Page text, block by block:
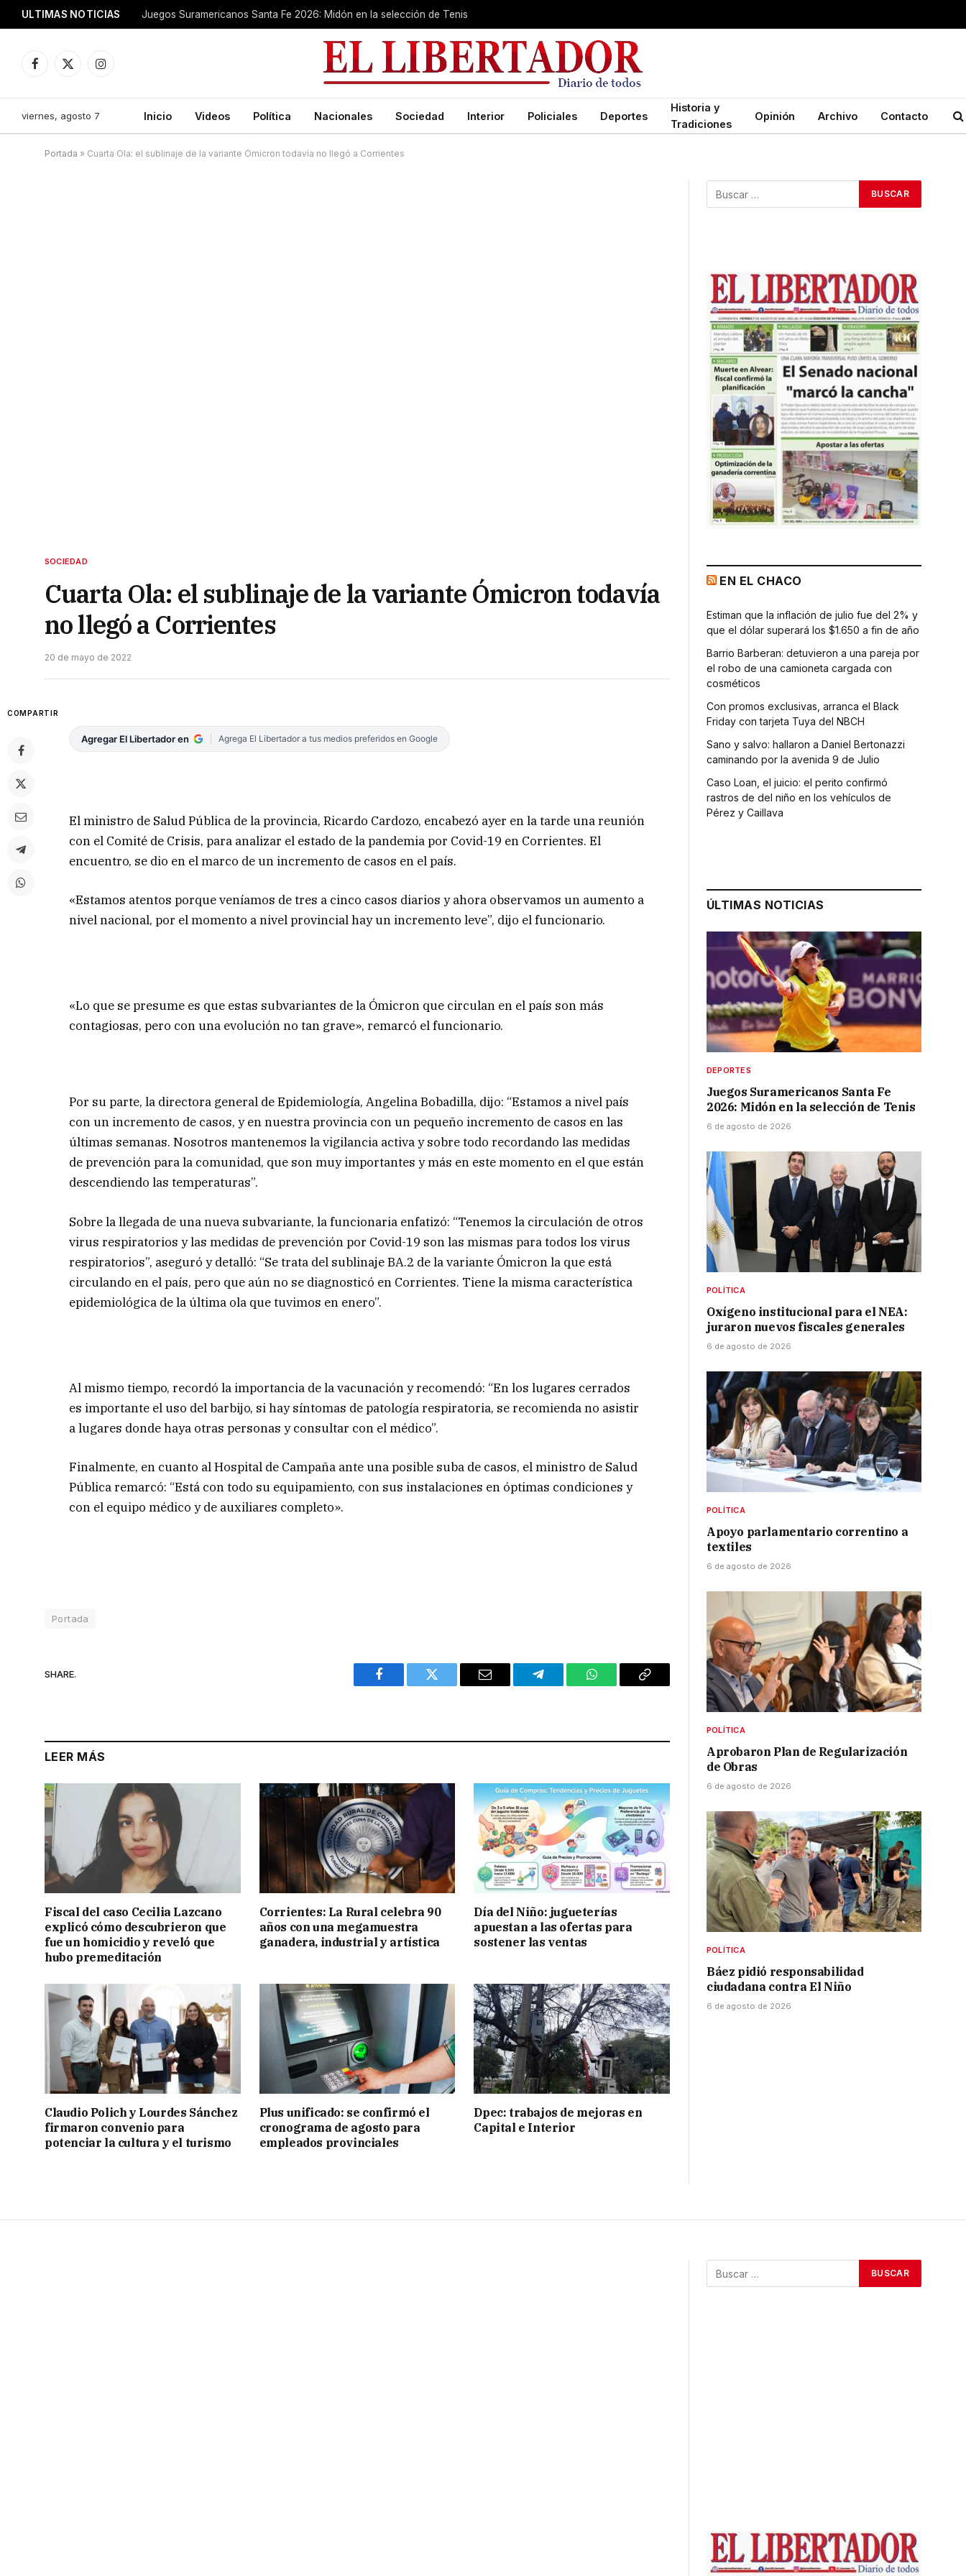
ULTIMAS NOTICIAS Juegos Suramericanos Santa Fe 2026: Midón en la selección de Tenis
Facebook
X
Instagram
viernes, agosto 7 Inicio Videos Política Nacionales Sociedad Interior Policiales Deportes
Historia y
Tradiciones
Opinión Archivo Contacto
Portada » Cuarta Ola: el sublinaje de la variante Ómicron todavía no llegó a Corrientes
SOCIEDAD
Cuarta Ola: el sublinaje de la variante Ómicron todavía
no llegó a Corrientes
20 de mayo de 2022
COMPARTIR
Agregar El Libertador en Agrega El Libertador a tus medios preferidos en Google
El ministro de Salud Pública de la provincia, Ricardo Cardozo, encabezó ayer en la tarde una reunión
con el Comité de Crisis, para analizar el estado de la pandemia por Covid-19 en Corrientes. El
encuentro, se dio en el marco de un incremento de casos en el país.
«Estamos atentos porque veníamos de tres a cinco casos diarios y ahora observamos un aumento a
nivel nacional, por el momento a nivel provincial hay un incremento leve”, dijo el funcionario.
«Lo que se presume es que estas subvariantes de la Ómicron que circulan en el país son más
contagiosas, pero con una evolución no tan grave», remarcó el funcionario.
Por su parte, la directora general de Epidemiología, Angelina Bobadilla, dijo: “Estamos a nivel país
con un incremento de casos, y en nuestra provincia con un pequeño incremento de casos en las
últimas semanas. Nosotros mantenemos la vigilancia activa y sobre todo recordando las medidas
de prevención para la comunidad, que son muy importantes y más en este momento en el que están
descendiendo las temperaturas”.
Sobre la llegada de una nueva subvariante, la funcionaria enfatizó: “Tenemos la circulación de otros
virus respiratorios y las medidas de prevención por Covid-19 son las mismas para todos los virus
respiratorios”, aseguró y detalló: “Se trata del sublinaje BA.2 de la variante Ómicron la que está
circulando en el país, pero que aún no se diagnosticó en Corrientes. Tiene la misma característica
epidemiológica de la última ola que tuvimos en enero”.
Al mismo tiempo, recordó la importancia de la vacunación y recomendó: “En los lugares cerrados
es importante el uso del barbijo, si hay síntomas de patología respiratoria, se recomienda no asistir
a lugares donde haya otras personas y consultar con el médico”.
Finalmente, en cuanto al Hospital de Campaña ante una posible suba de casos, el ministro de Salud
Pública remarcó: “Está con todo su equipamiento, con sus instalaciones en óptimas condiciones y
con el equipo médico y de auxiliares completo».
Portada
SHARE.
Facebook Twitter Email Telegram WhatsAppCopy
LEER MÁS
Fiscal del caso Cecilia Lazcano
explicó cómo descubrieron que
fue un homicidio y reveló que
hubo premeditación
Corrientes: La Rural celebra 90
años con una megamuestra
ganadera, industrial y artística
Día del Niño: jugueterías
apuestan a las ofertas para
sostener las ventas
Claudio Polich y Lourdes Sánchez
firmaron convenio para
potenciar la cultura y el turismo
Plus unificado: se confirmó el
cronograma de agosto para
empleados provinciales
Dpec: trabajos de mejoras en
Capital e Interior
EN EL CHACO
Estiman que la inflación de julio fue del 2% y
que el dólar superará los $1.650 a fin de año
Barrio Barberan: detuvieron a una pareja por
el robo de una camioneta cargada con
cosméticos
Con promos exclusivas, arranca el Black
Friday con tarjeta Tuya del NBCH
Sano y salvo: hallaron a Daniel Bertonazzi
caminando por la avenida 9 de Julio
Caso Loan, el juicio: el perito confirmó
rastros de del niño en los vehículos de
Pérez y Caillava
ÚLTIMAS NOTICIAS
DEPORTES
Juegos Suramericanos Santa Fe
2026: Midón en la selección de Tenis
6 de agosto de 2026
POLÍTICA
Oxígeno institucional para el NEA:
juraron nuevos fiscales generales
6 de agosto de 2026
POLÍTICA
Apoyo parlamentario correntino a
textiles
6 de agosto de 2026
POLÍTICA
Aprobaron Plan de Regularización
de Obras
6 de agosto de 2026
POLÍTICA
Báez pidió responsabilidad
ciudadana contra El Niño
6 de agosto de 2026